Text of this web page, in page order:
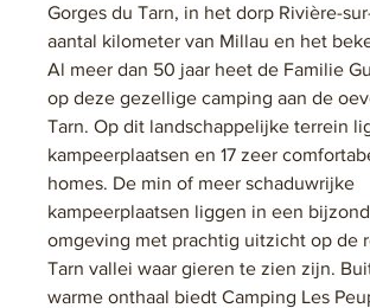
Gorges du Tarn, in het dorp Rivière-
aantal kilometer van Millau en het
Al meer dan 50 jaar heet de Familie
op deze gezellige camping aan de
Tarn. Op dit landschappelijke terrein
kampeerplaatsen en 17 zeer
homes. De min of meer schaduwrijke
kampeerplaatsen liggen in een
omgeving met prachtig uitzicht op de
Tarn vallei waar gieren te zien zijn.
warme onthaal biedt Camping Les